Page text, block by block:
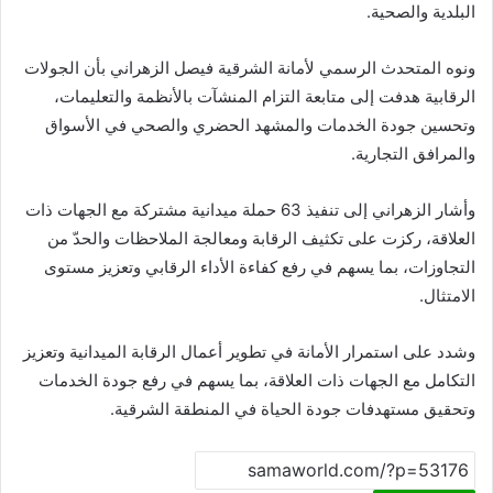
البلدية والصحية.
ونوه المتحدث الرسمي لأمانة الشرقية فيصل الزهراني بأن الجولات
الرقابية هدفت إلى متابعة التزام المنشآت بالأنظمة والتعليمات،
وتحسين جودة الخدمات والمشهد الحضري والصحي في الأسواق
والمرافق التجارية.
وأشار الزهراني إلى تنفيذ 63 حملة ميدانية مشتركة مع الجهات ذات
العلاقة، ركزت على تكثيف الرقابة ومعالجة الملاحظات والحدّ من
التجاوزات، بما يسهم في رفع كفاءة الأداء الرقابي وتعزيز مستوى
الامتثال.
وشدد على استمرار الأمانة في تطوير أعمال الرقابة الميدانية وتعزيز
التكامل مع الجهات ذات العلاقة، بما يسهم في رفع جودة الخدمات
وتحقيق مستهدفات جودة الحياة في المنطقة الشرقية.